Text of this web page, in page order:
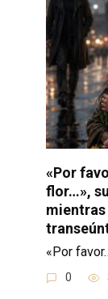
«Por
flor…»,
mientras
«Por
0